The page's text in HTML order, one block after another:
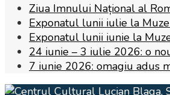
Ziua Imnului Național al
Exponatul lunii iulie la
Exponatul lunii iunie la
24 iunie – 3 iulie 2026: o
7 iunie 2026: omagiu adus